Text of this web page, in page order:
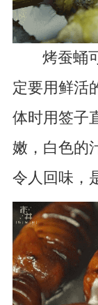
烤蚕蛹
定要用鲜活
体时用签子
嫩，白色的
令人回味，